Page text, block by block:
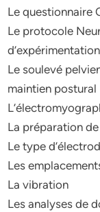
Le questionnaire
Le protocole
d’expérimentation
Le soulevé
maintien postural
La préparation
Le type
Les
La vibration
Les analyses de